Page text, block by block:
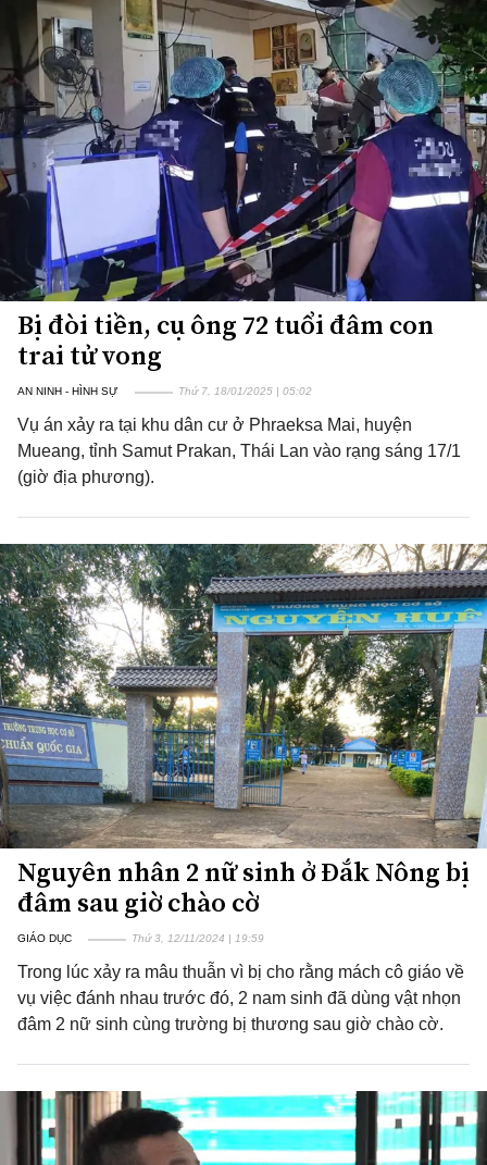
Bị đòi tiền, cụ ông 72 tuổi đâm con
trai tử vong
AN NINH - HÌNH SỰ Thứ 7, 18/01/2025 | 05:02
Vụ án xảy ra tại khu dân cư ở Phraeksa Mai, huyện
Mueang, tỉnh Samut Prakan, Thái Lan vào rạng sáng 17/1
(giờ địa phương).
Nguyên nhân 2 nữ sinh ở Đắk Nông bị
đâm sau giờ chào cờ
GIÁO DỤC Thứ 3, 12/11/2024 | 19:59
Trong lúc xảy ra mâu thuẫn vì bị cho rằng mách cô giáo về
vụ việc đánh nhau trước đó, 2 nam sinh đã dùng vật nhọn
đâm 2 nữ sinh cùng trường bị thương sau giờ chào cờ.